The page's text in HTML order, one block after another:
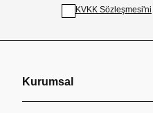
KVKK Sözleşmesi'ni
Kurumsal